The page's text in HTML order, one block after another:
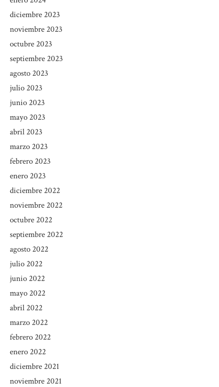
diciembre 2023
noviembre 2023
octubre 2023
septiembre 2023
agosto 2023
julio 2023
junio 2023
mayo 2023
abril 2023
marzo 2023
febrero 2023
enero 2023
diciembre 2022
noviembre 2022
octubre 2022
septiembre 2022
agosto 2022
julio 2022
junio 2022
mayo 2022
abril 2022
marzo 2022
febrero 2022
enero 2022
diciembre 2021
noviembre 2021